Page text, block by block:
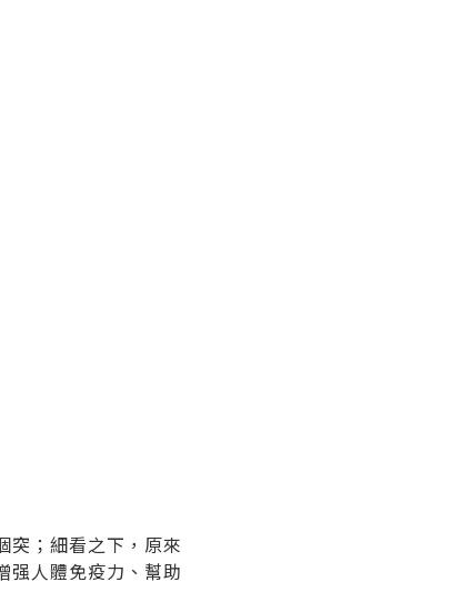
突；細看之下，原來
强人體免疫力、幫助